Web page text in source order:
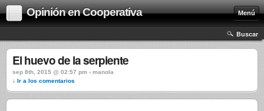
Opinión en Cooperativa Menú
Buscar
El huevo de la serpiente
sep 8th, 2015 @ 02:57 pm › manola
↓ Ir a los comentarios